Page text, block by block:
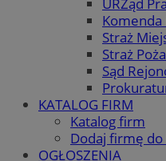
Komenda
Straż
Straż
Sąd
KATALOG FIRM
Katalog firm
Dodaj firmę do
OGŁOSZENIA